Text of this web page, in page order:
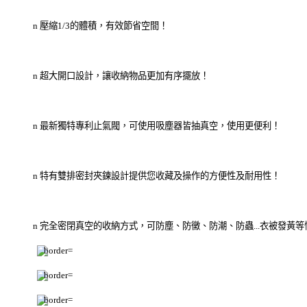
n 壓縮1/3的體積，有效節省空間！
n 超大開口設計，讓收納物品更加有序擺放！
n 最新獨特專利止氣閥，可使用吸塵器皆抽真空，使用更便利！
n 特有雙排密封夾鍊設計提供您收藏及操作的方便性及耐用性！
n 完全密閉真空的收納方式，可防塵、防黴、防潮、防蟲 衣被發黃等